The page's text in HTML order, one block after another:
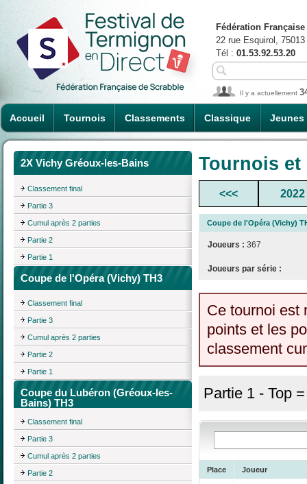
Accueil Tournois Classements Classique Jeunes
Fédération
22 rue Esquirol,
Tél : 01.53.92.53.20
Il y a actuellement
2X Vichy Gréoux-les-Bains
Classement final
Partie 3
Cumul après 2 parties
Partie 2
Partie 1
Coupe de l'Opéra (Vichy) TH3
Classement final
Partie 3
Cumul après 2 parties
Partie 2
Partie 1
Coupe du Lubéron (Gréoux-les-
Bains) TH3
Classement final
Partie 3
Cumul après 2 parties
Partie 2
Tournois
<<< 2022
Coupe de l'Opéra (Vichy)
Joueurs : 367
Joueurs par série :
Ce tournoi est
points et les
classement
Partie 1 - Top
Place Joueur